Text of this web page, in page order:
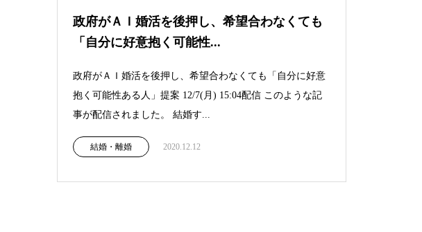
政府がＡＩ婚活を後押し、希望合わなくても
「自分に好意抱く可能性...
政府がＡＩ婚活を後押し、希望合わなくても「自分に好意
抱く可能性ある人」提案 12/7(月) 15:04配信 このような記
事が配信されました。 結婚す...
結婚・離婚 2020.12.12